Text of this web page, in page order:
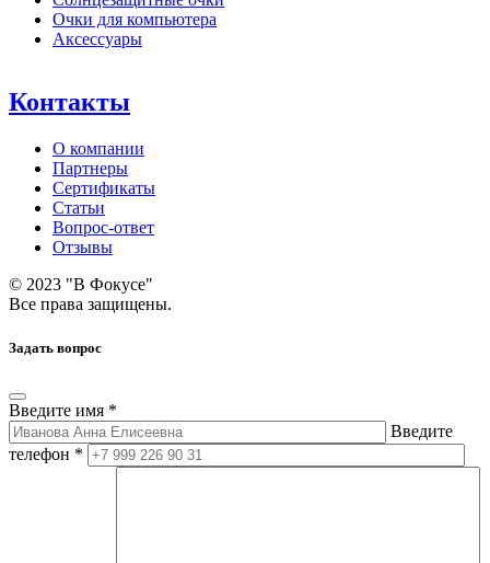
Очки для компьютера
Аксессуары
Контакты
О компании
Партнеры
Сертификаты
Статьи
Вопрос-ответ
Отзывы
© 2023 "В Фокусе"
Все права защищены.
Задать вопрос
Введите имя *
Введите
телефон *